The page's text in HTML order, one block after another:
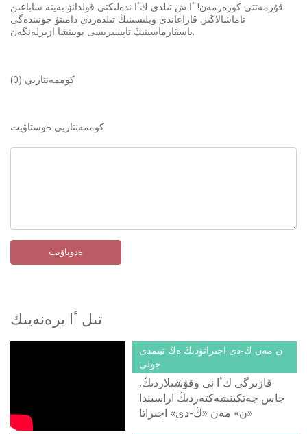
قۇرمەتتى كورەرمەن! ٴا ش تىلدى كٴا ندەلىكتى قولدانۋ بەينە ساباعىن
تاماشالاڭىز. قاراعاندى وبلىسىنىڭ تىلدەردى دامىتۋ جونىندەگى
باسقارماسىنىڭ تاپسىرىسى بويىنشا ازىرلەنگەن.
كوممەنتاريي (0)
وستاۆيتь كوممەنتاريي
دوباۆيتь
تىل ٴا يرەنەيىك
ن مەن ڭ-دى اجىراتۋدىڭ ەڭ تيىمدى
جولى
قازىرگى كٴا نى وقۋشىلاردىڭ,
جاس جەتكىنشەكتەردىڭ اراسىندا
«ن» مەن «ڭ-دى» اجىراتا